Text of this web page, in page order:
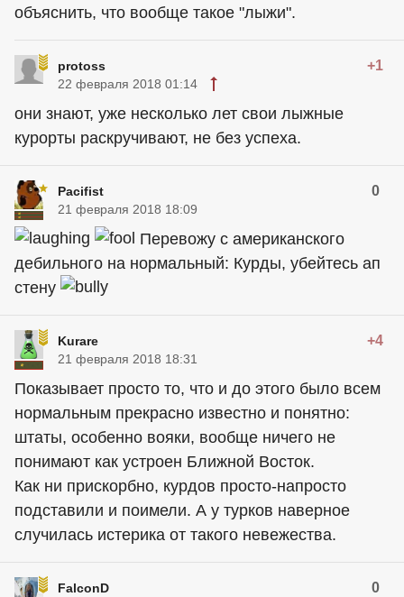
объяснить, что вообще такое "лыжи".
protoss +1
22 февраля 2018 01:14
они знают, уже несколько лет свои лыжные
курорты раскручивают, не без успеха.
Pacifist 0
21 февраля 2018 18:09
Перевожу с американского
дебильного на нормальный: Курды, убейтесь ап
стену
Kurare +4
21 февраля 2018 18:31
Показывает просто то, что и до этого было всем
нормальным прекрасно известно и понятно:
штаты, особенно вояки, вообще ничего не
понимают как устроен Ближной Восток.
Как ни прискорбно, курдов просто-напросто
подставили и поимели. А у турков наверное
случилась истерика от такого невежества.
FalconD 0